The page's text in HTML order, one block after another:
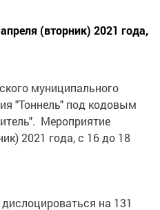
(вторник) 2021 года,
муниципального
"Тоннель" под кодовым
Мероприятие
2021 года, с 16 до 18
на 131